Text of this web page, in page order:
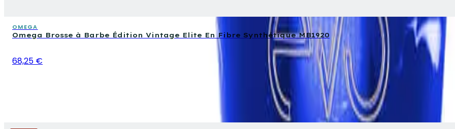
OMEGA
Omega Brosse à Barbe Édition Vintage Elite En Fibre Synthétique MB1920
68,25 €